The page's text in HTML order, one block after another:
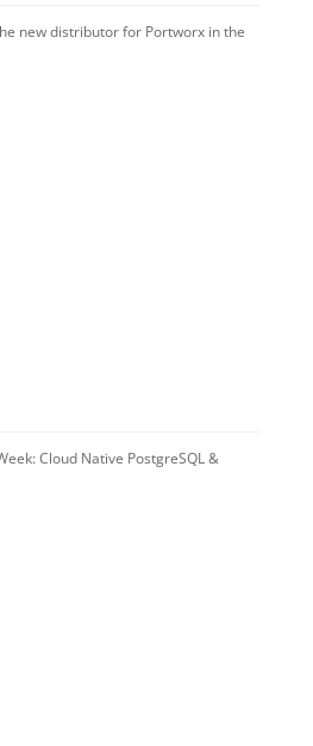
new distributor for Portworx in the
Cloud Native PostgreSQL &